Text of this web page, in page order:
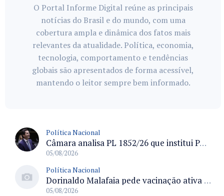
O Portal Informe Digital reúne as principais
notícias do Brasil e do mundo, com uma
cobertura ampla e dinâmica dos fatos mais
relevantes da atualidade. Política, economia,
tecnologia, comportamento e tendências
globais são apresentados de forma acessível,
mantendo o leitor sempre bem informado.
Política Nacional
Câmara analisa PL 1852/26 que institui Política Nacional de Gestão de Desempenho e Eficiência para servidores públicos
05/08/2026
Política Nacional
Dorinaldo Malafaia pede vacinação ativa ao Ministério da Saúde para reverter queda na cobertura vacinal no Brasil
05/08/2026